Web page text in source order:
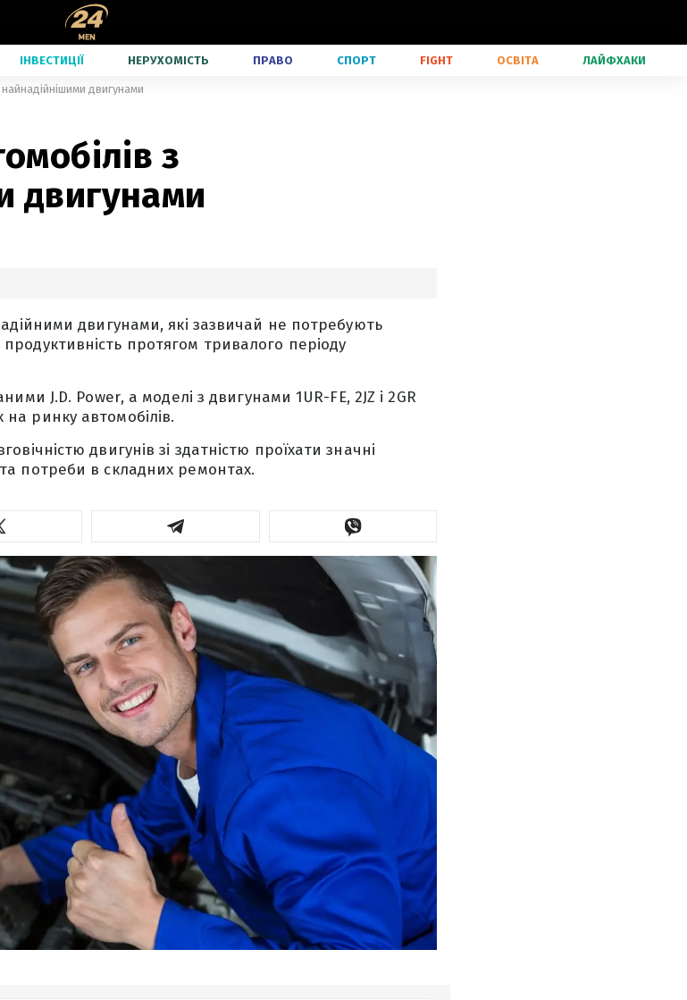
ІНВЕСТИЦІЇ НЕРУХОМІСТЬ ПРАВО СПОРТ FIGHT ОСВІТА ЛАЙФХАКИ
двигунами
з
двигунами
двигунами, які зазвичай не потребують
протягом тривалого періоду
J.D. Power, а моделі з двигунами 1UR-FE, 2JZ і 2GR
ринку автомобілів.
двигунів зі здатністю проїхати значні
потреби в складних ремонтах.